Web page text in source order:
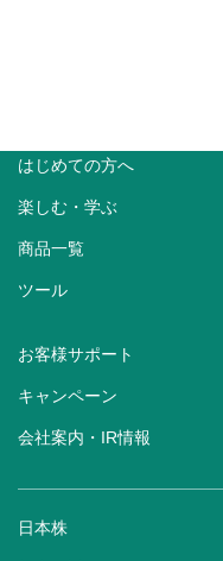
はじめての方へ
楽しむ・学ぶ
商品一覧
ツール
お客様サポート
キャンペーン
会社案内・IR情報
日本株